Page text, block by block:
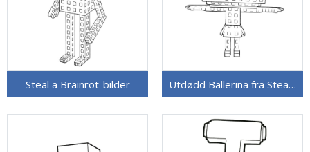
Steal a Brainrot-bilder Utdødd Ballerina fra Steal a Brainrot